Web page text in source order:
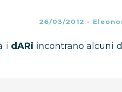
26/03/2012 -
i dARi incontrano alcuni